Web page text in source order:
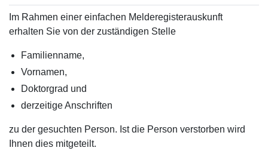
Im Rahmen einer einfachen Melderegisterauskunft
erhalten Sie von der zuständigen Stelle
Familienname,
Vornamen,
Doktorgrad und
derzeitige Anschriften
zu der gesuchten Person. Ist die Person verstorben wird
Ihnen dies mitgeteilt.